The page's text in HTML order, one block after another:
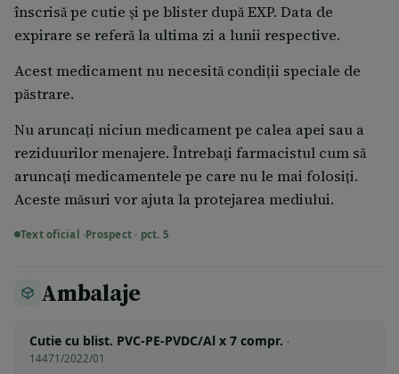
înscrisă pe cutie și pe blister după EXP. Data de
expirare se referă la ultima zi a lunii respective.
Acest medicament nu necesită condiții speciale de
păstrare.
Nu aruncați niciun medicament pe calea apei sau a
reziduurilor menajere. Întrebați farmacistul cum să
aruncați medicamentele pe care nu le mai folosiți.
Aceste măsuri vor ajuta la protejarea mediului.
Text oficial ·Prospect · pct. 5
Ambalaje
Cutie cu blist. PVC-PE-PVDC/Al x 7 compr. ·
14471/2022/01